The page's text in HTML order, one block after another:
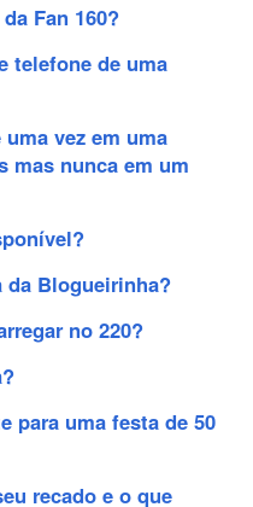
Fan 160?
telefone de uma
vez em uma
mas nunca em um
da Blogueirinha?
no 220?
para uma festa de 50
recado e o que